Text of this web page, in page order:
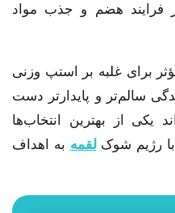
فرایند هضم و جذب مواد
برای غلبه بر استپ وزنی
سالم‌تر و پایدارتر دست
یکی از بهترین انتخاب‌ها
با رژیم شوکلقمه به اهداف